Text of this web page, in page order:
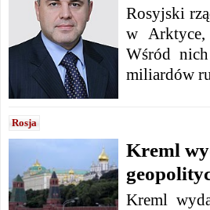
Rosyjski
w Arktyce,
Wśród
miliardów
Rosja
Kreml
Kreml